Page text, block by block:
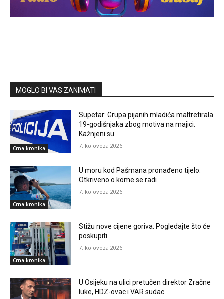
MOGLO BI VAS ZANIMATI
Crna kronika
Supetar: Grupa pijanih mladića maltretirala
19-godišnjaka zbog motiva na majici.
Kažnjeni su.
7. kolovoza 2026.
Crna kronika
U moru kod Pašmana pronađeno tijelo:
Otkriveno o kome se radi
7. kolovoza 2026.
Crna kronika
Stižu nove cijene goriva: Pogledajte što će
poskupiti
7. kolovoza 2026.
U Osijeku na ulici pretučen direktor Zračne
luke, HDZ-ovac i VAR sudac